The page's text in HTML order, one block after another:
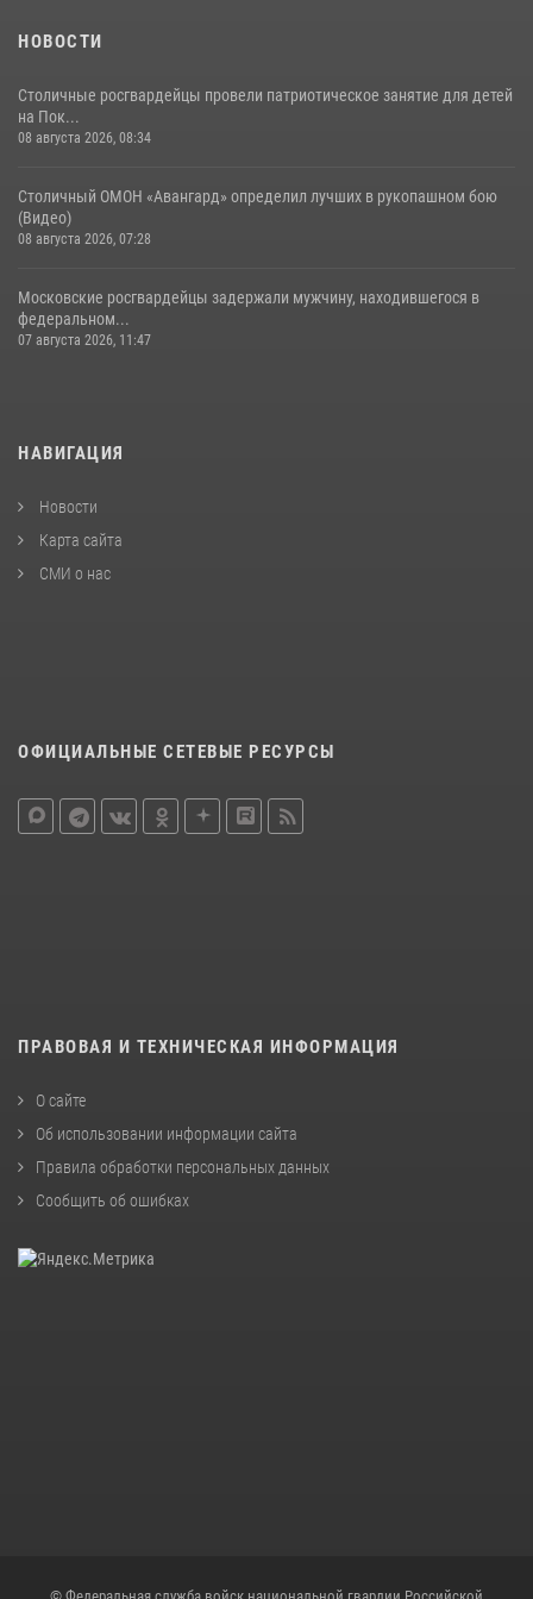
НОВОСТИ
Столичные росгвардейцы провели патриотическое занятие для детей
на Пок...
08 августа 2026, 08:34
Столичный ОМОН «Авангард» определил лучших в рукопашном бою
(Видео)
08 августа 2026, 07:28
Московские росгвардейцы задержали мужчину, находившегося в
федеральном...
07 августа 2026, 11:47
НАВИГАЦИЯ
Новости
Карта сайта
СМИ о нас
ОФИЦИАЛЬНЫЕ СЕТЕВЫЕ РЕСУРСЫ
ПРАВОВАЯ И ТЕХНИЧЕСКАЯ ИНФОРМАЦИЯ
О сайте
Об использовании информации сайта
Правила обработки персональных данных
Сообщить об ошибках